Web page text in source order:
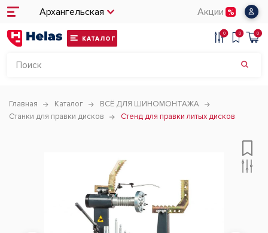
Архангельская Акции
КАТАЛОГ
0 0 0
Главная Каталог
ВСЁ ДЛЯ ШИНОМОНТАЖА
Станки для правки дисков
Стенд для правки литых дисков